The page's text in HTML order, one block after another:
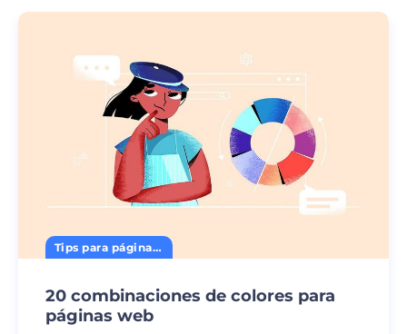
Tips para página web
20 combinaciones de colores para
páginas web